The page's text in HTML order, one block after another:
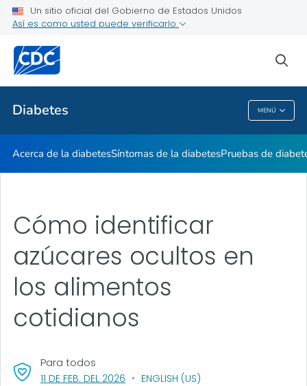
Un sitio oficial del Gobierno de Estados Unidos
Así es como usted puede verificarlo
Diabetes MENÚ
Vivir con diabetes
Temas relacionados
Diabetes
Acerca de la diabetesSíntomas de la diabetesPruebas de
Cómo identificar
azúcares ocultos en
los alimentos
cotidianos
11 DE FEB. DEL 2026 , VISIT LINK FOR DETAILS.
ENGLISH (US)
Para todos